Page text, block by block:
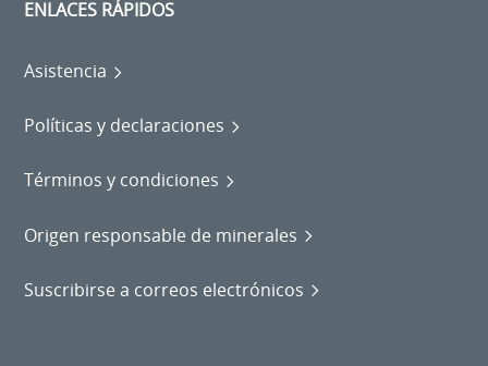
ENLACES RÁPIDOS
Asistencia
Políticas y declaraciones
Términos y condiciones
Origen responsable de minerales
Suscribirse a correos electrónicos